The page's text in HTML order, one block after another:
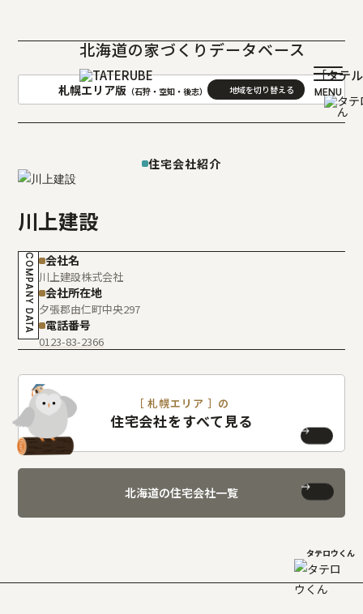
北海道の家づくりデータベース
［タテ
札幌エリア版 （石狩・空知・後志）
札幌(石狩･空知･後志)版
室蘭(胆振･日高)版
北見(オホーツク)版
住宅会社紹介
川上建設
COMPANY DATA 会社名
川上建設株式会社
会社所在地
夕張郡由仁町中央297
電話番号
0123-83-2366
［ 札幌エリア ］の
住宅会社をすべて見る
北海道の住宅会社一覧
タテロウくん